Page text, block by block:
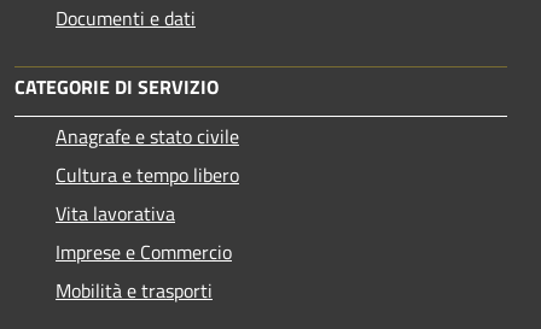
Documenti e dati
CATEGORIE DI SERVIZIO
Anagrafe e stato civile
Cultura e tempo libero
Vita lavorativa
Imprese e Commercio
Mobilità e trasporti